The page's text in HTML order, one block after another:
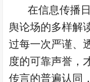
在信息传播
舆论场的多样解
过每一次严谨、
度的可靠声誉，
传言的普遍认同